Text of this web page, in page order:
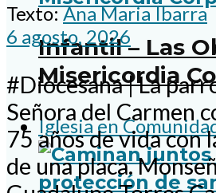
Infantil – Las
Misericordia
Iglesia en
Texto:Ana Maria Ibarra
6 agosto, 2026
#Diocesana | La
Señora del Carmen
75 años de vida con
de una placa.